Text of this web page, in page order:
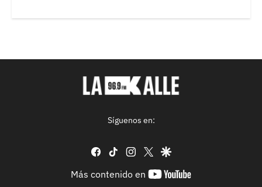
Síguenos en:
facebook
tiktok instagram
twittergoogle
Más contenido en
youtube-